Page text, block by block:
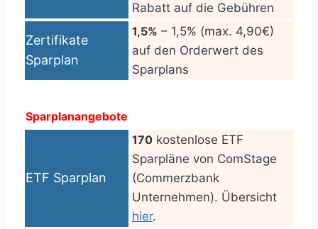
Rabatt auf die Gebühren
Zertifikate
Sparplan
1,5% – 1,5% (max. 4,90€)
auf den Orderwert des
Sparplans
Sparplanangebote
ETF Sparplan
170 kostenlose ETF
Sparpläne von ComStage
(Commerzbank
Unternehmen). Übersicht
hier.